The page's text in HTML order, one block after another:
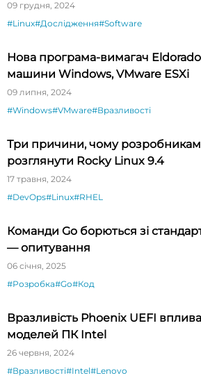
09 грудня, 2024
#Linux#Дослідження#Software
Нова програма-вимагач Eldorado
машини Windows, VMware ESXi
09 липня, 2024
#Windows#VMware#Вразливості
Три причини, чому
розглянути Rocky Linux 9.4
17 травня, 2024
#DevOps#Linux#RHEL
Команди Go борються зі
— опитування
06 січня, 2025
#Розробка#Go#Код
Вразливість Phoenix UEFI
моделей ПК Intel
26 червня, 2024
#Вразливості#Intel#Lenovo